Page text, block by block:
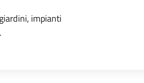
impianti